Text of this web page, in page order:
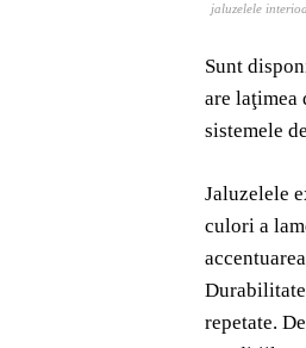
jaluzelele
Sunt
are laţimea
sistemele
Jaluzelele
culori a
repetate.